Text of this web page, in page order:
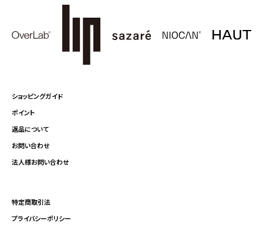
ショッピングガイド
ポイント
返品について
お問い合わせ
法人様お問い合わせ
特定商取引法
プライバシーポリシー